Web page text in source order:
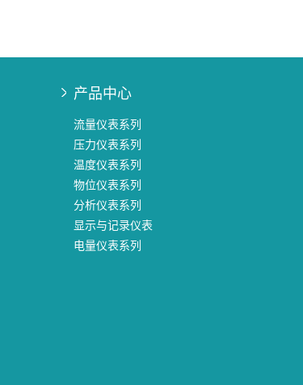
产品中心
流量仪表系列
压力仪表系列
温度仪表系列
物位仪表系列
分析仪表系列
显示与记录仪表
电量仪表系列